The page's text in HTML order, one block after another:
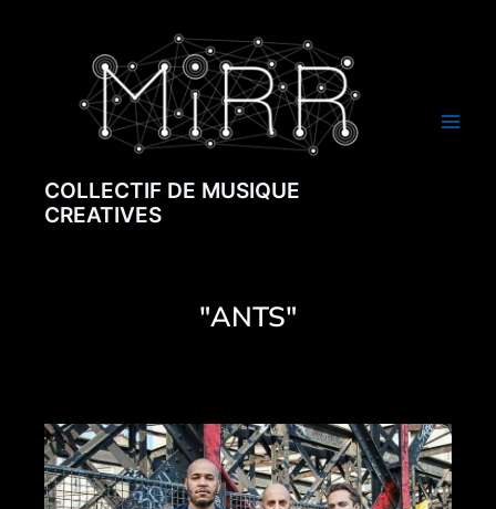
COLLECTIF DE MUSIQUE
CREATIVES
"ANTS"